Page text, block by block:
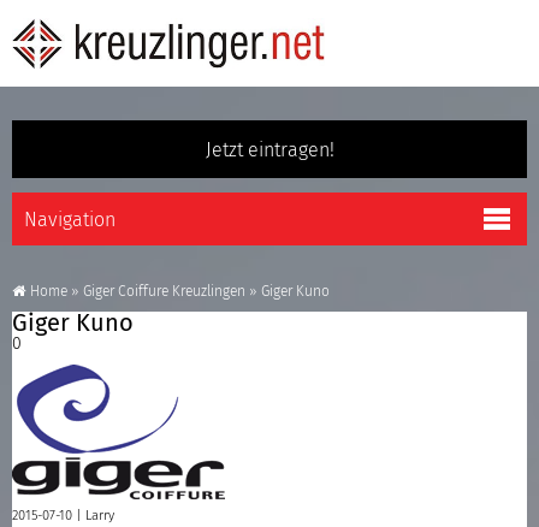
Jetzt eintragen!
Home » Giger Coiffure Kreuzlingen » Giger Kuno
Giger Kuno
0
2015-07-10 | Larry